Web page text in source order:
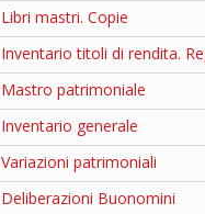
Libri mastri. Copie
Inventario titoli di rendita.
Mastro patrimoniale
Inventario generale
Variazioni patrimoniali
Deliberazioni Buonomini